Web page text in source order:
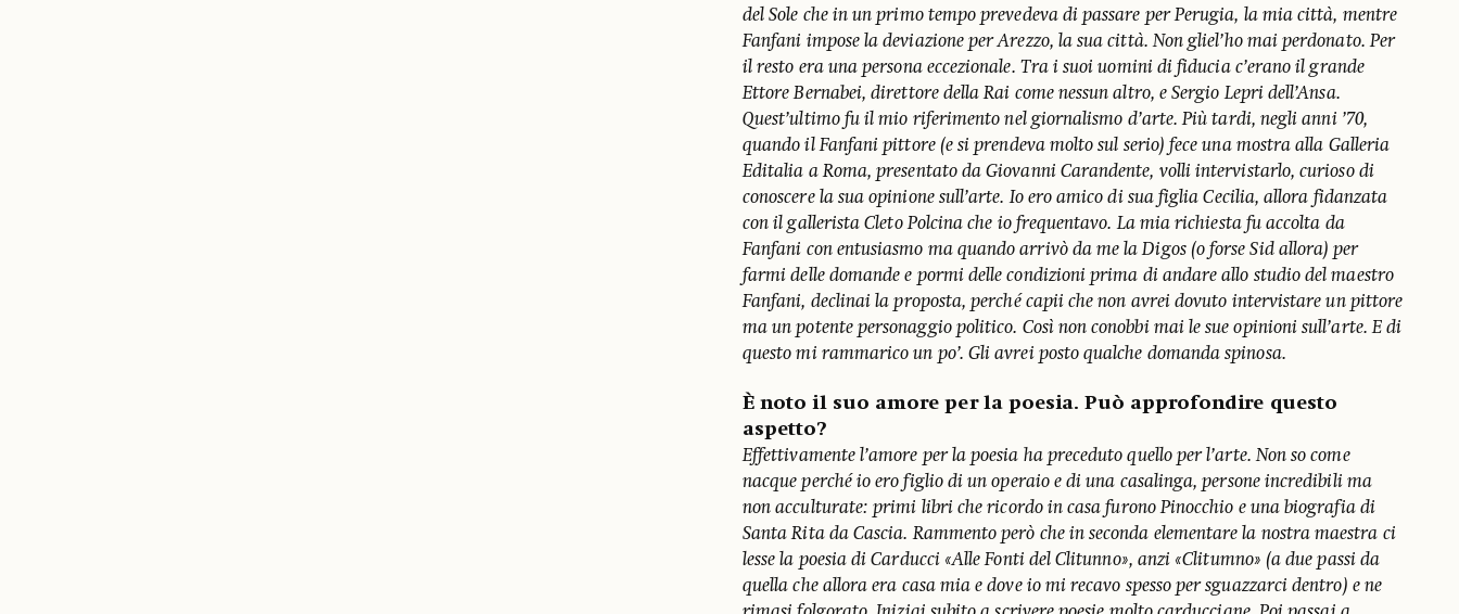
del Sole che in un primo tempo prevedeva di passare per Perugia, la mia città, mentre
Fanfani impose la deviazione per Arezzo, la sua città. Non gliel’ho mai perdonato. Per
il resto era una persona eccezionale. Tra i suoi uomini di fiducia c’erano il grande
Ettore Bernabei, direttore della Rai come nessun altro, e Sergio Lepri dell’Ansa.
Quest’ultimo fu il mio riferimento nel giornalismo d’arte. Più tardi, negli anni ’70,
quando il Fanfani pittore (e si prendeva molto sul serio) fece una mostra alla Galleria
Editalia a Roma, presentato da Giovanni Carandente, volli intervistarlo, curioso di
conoscere la sua opinione sull’arte. Io ero amico di sua figlia Cecilia, allora fidanzata
con il gallerista Cleto Polcina che io frequentavo. La mia richiesta fu accolta da
Fanfani con entusiasmo ma quando arrivò da me la Digos (o forse Sid allora) per
farmi delle domande e pormi delle condizioni prima di andare allo studio del maestro
Fanfani, declinai la proposta, perché capii che non avrei dovuto intervistare un pittore
ma un potente personaggio politico. Così non conobbi mai le sue opinioni sull’arte. E di
questo mi rammarico un po’. Gli avrei posto qualche domanda spinosa.
È noto il suo amore per la poesia. Può approfondire questo
aspetto?
Effettivamente l’amore per la poesia ha preceduto quello per l’arte. Non so come
nacque perché io ero figlio di un operaio e di una casalinga, persone incredibili ma
non acculturate: primi libri che ricordo in casa furono Pinocchio e una biografia di
Santa Rita da Cascia. Rammento però che in seconda elementare la nostra maestra ci
lesse la poesia di Carducci «Alle Fonti del Clitunno», anzi «Clitumno» (a due passi da
quella che allora era casa mia e dove io mi recavo spesso per sguazzarci dentro) e ne